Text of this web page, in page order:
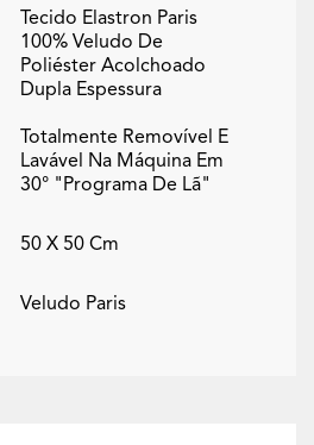
Tecido Elastron Paris
100% Veludo De
Poliéster Acolchoado
Dupla Espessura
Totalmente Removível E
Lavável Na Máquina Em
30° "programa De Lã"
50 X 50 Cm
Veludo Paris